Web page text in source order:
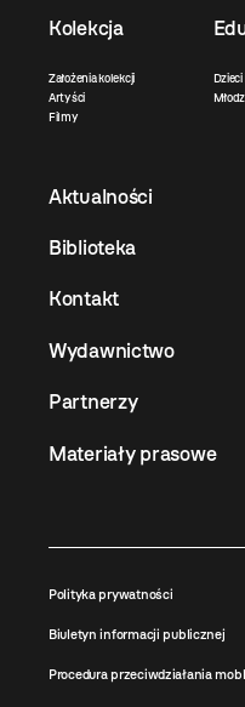
Kolekcja
Założenia kolekcji
Artyści
Filmy
Aktualności
Biblioteka
Kontakt
Wydawnictwo
Partnerzy
Materiały prasowe
Polityka prywatności
Biuletyn informacji publicznej
Procedura przeciwdziałania